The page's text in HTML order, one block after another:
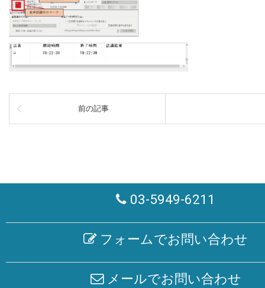
前の記事
03-5949-6211
フォームでお問い合わせ
メールでお問い合わせ